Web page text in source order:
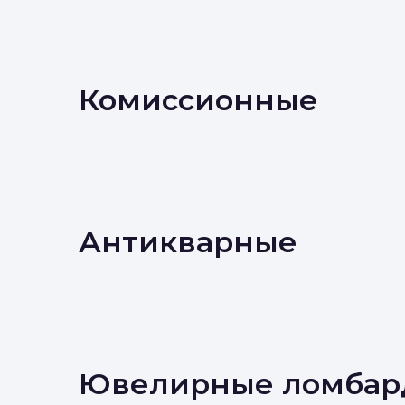
Комиссионные
Антикварные
Ювелирные